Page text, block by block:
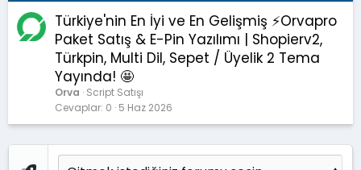
Türkiye'nin En İyi ve En Gelişmiş ⚡️Orvapro
Paket Satış & E-Pin Yazılımı | Shopierv2,
Türkpin, Multi Dil, Sepet / Üyelik 2 Tema
Yayında! 🤩
Orva Script Satışı
Cevaplar 0 5 Haz 2026